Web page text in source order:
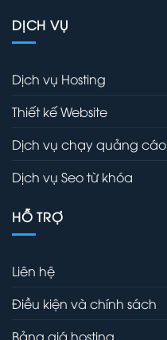
DỊCH VỤ
Dịch vụ Hosting
Thiết kế Website
Dịch vụ chạy quảng cáo
Dịch vụ Seo từ khóa
HỖ TRỢ
Liên hệ
Điều kiện và chính sách
Bảng giá hosting